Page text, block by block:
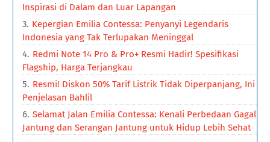
Inspirasi di Dalam dan Luar Lapangan
Kepergian Emilia Contessa: Penyanyi Legendaris
Indonesia yang Tak Terlupakan Meninggal
Redmi Note 14 Pro & Pro+ Resmi Hadir! Spesifikasi
Flagship, Harga Terjangkau
Resmi! Diskon 50% Tarif Listrik Tidak Diperpanjang, Ini
Penjelasan Bahlil
Selamat Jalan Emilia Contessa: Kenali Perbedaan Gagal
Jantung dan Serangan Jantung untuk Hidup Lebih Sehat